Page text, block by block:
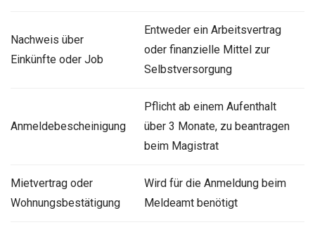
Nachweis über
Einkünfte oder Job
Entweder ein Arbeitsvertrag
oder finanzielle Mittel zur
Selbstversorgung
Anmeldebescheinigung
Pflicht ab einem Aufenthalt
über 3 Monate, zu beantragen
beim Magistrat
Mietvertrag oder
Wohnungsbestätigung
Wird für die Anmeldung beim
Meldeamt benötigt